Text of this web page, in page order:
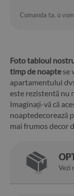
Comanda ta. o
Foto tabloul
timp de noaptese
apartamentului
este rezistentă nu
Imaginați-vă că
noaptedecorează
mai frumos decor
Vezi